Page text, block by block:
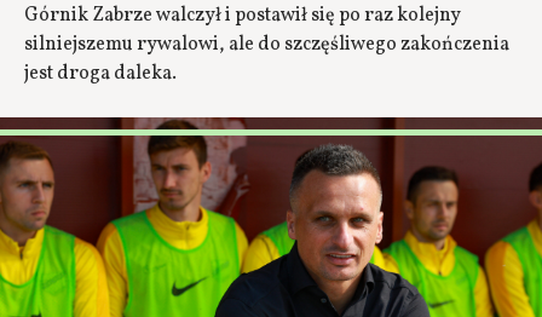
Górnik Zabrze walczył i postawił się po raz kolejny
silniejszemu rywalowi, ale do szczęśliwego zakończenia
jest droga daleka.